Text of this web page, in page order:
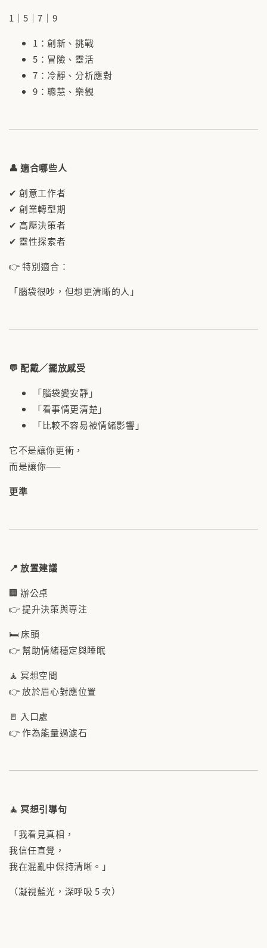
1｜5｜7｜9
1：創新、挑戰
5：冒險、靈活
7：冷靜、分析應對
9：聰慧、樂觀
👤 適合哪些人
✔ 創意工作者
✔ 創業轉型期
✔ 高壓決策者
✔ 靈性探索者
👉 特別適合：
「腦袋很吵，但想更清晰的人」
💬 配戴／擺放感受
「腦袋變安靜」
「看事情更清楚」
「比較不容易被情緒影響」
它不是讓你更衝，
而是讓你——
更準
📍 放置建議
🏢 辦公桌
👉 提升決策與專注
🛏 床頭
👉 幫助情緒穩定與睡眠
🧘 冥想空間
👉 放於眉心對應位置
🚪 入口處
👉 作為能量過濾石
🧘 冥想引導句
「我看見真相，
我信任直覺，
我在混亂中保持清晰。」
（凝視藍光，深呼吸 5 次）